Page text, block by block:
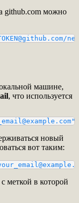
github.com можно
машине,
, что иcпользуется
новый
вот таким:
меткой в которой